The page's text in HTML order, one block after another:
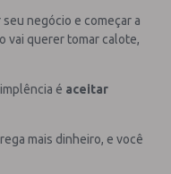
negócio e começar a
vai querer tomar calote,
é aceitar
mais dinheiro, e você